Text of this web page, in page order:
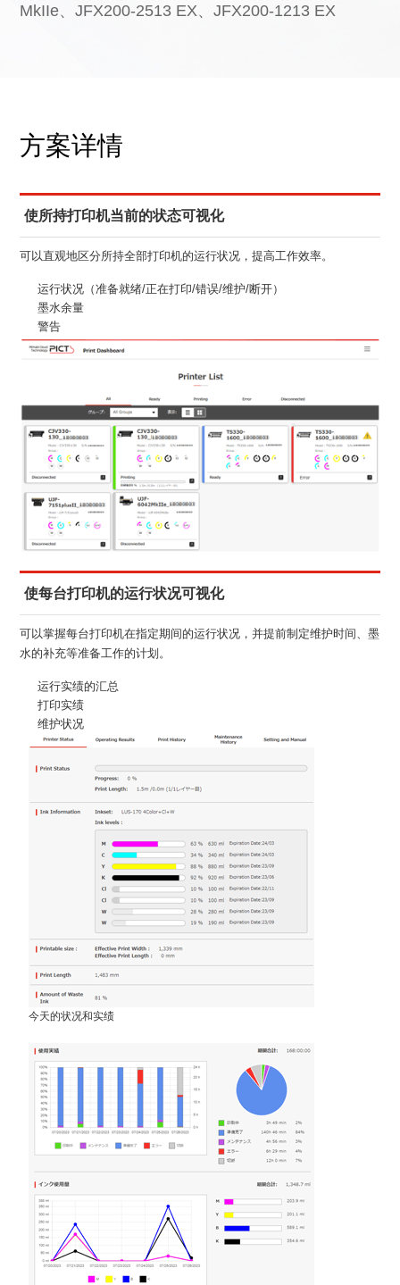
MkIIe、JFX200-2513 EX、JFX200-1213 EX
方案详情
使所持打印机当前的状态可视化
可以直观地区分所持全部打印机的运行状况，提高工作效率。
运行状况（准备就绪/正在打印/错误/维护/断开）
墨水余量
警告
使每台打印机的运行状况可视化
可以掌握每台打印机在指定期间的运行状况，并提前制定维护时间、墨
水的补充等准备工作的计划。
运行实绩的汇总
打印实绩
维护状况
今天的状况和实绩